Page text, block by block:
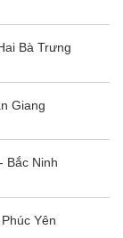
Bà Trưng
Giang
Bắc Ninh
Yên